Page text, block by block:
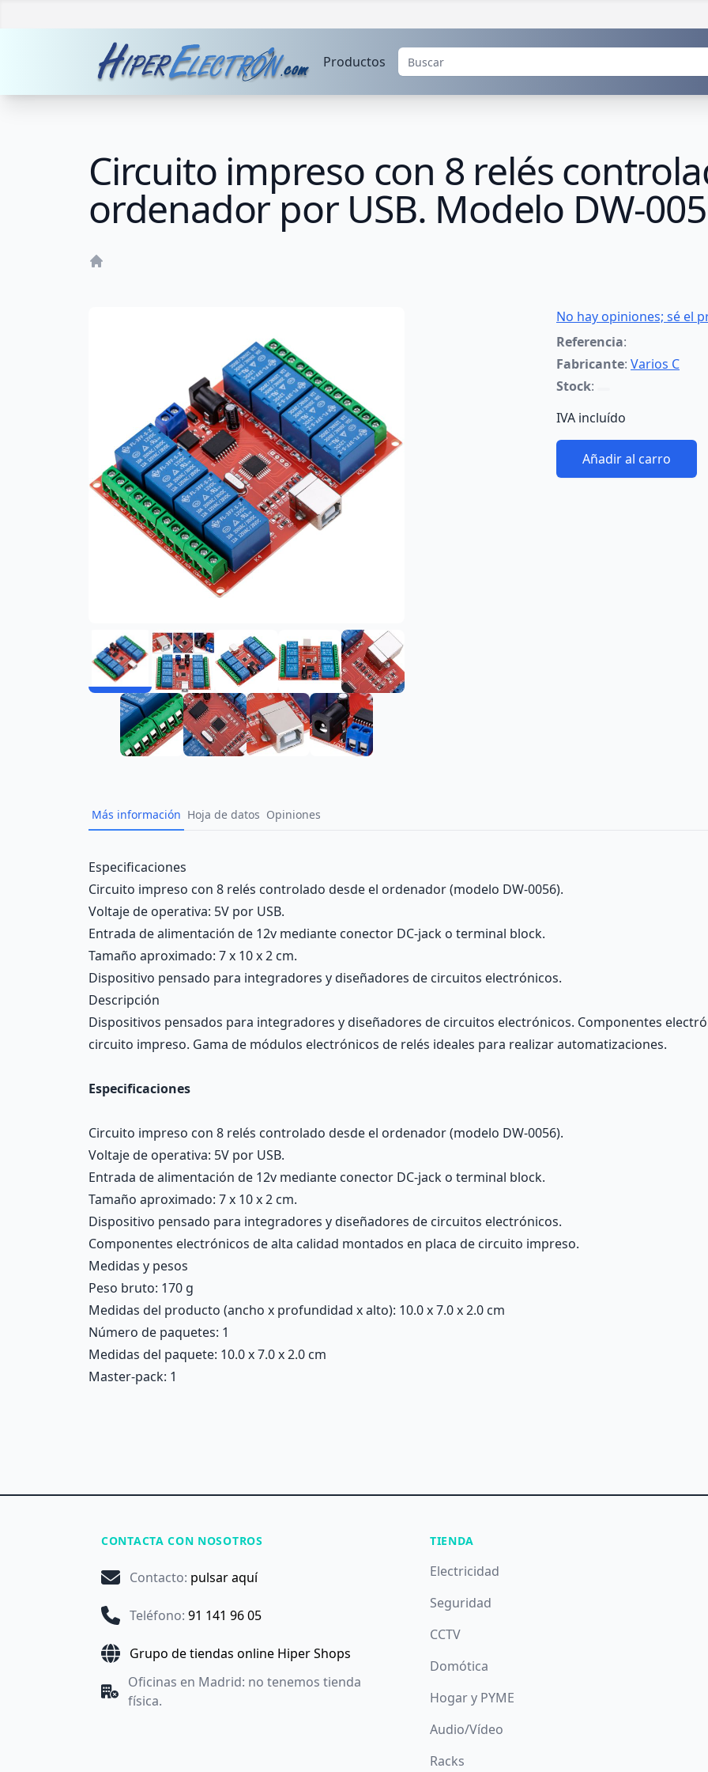
Productos
Circuito impreso con 8 relés
ordenador por USB. Modelo DW-
No hay opiniones; sé el
Referencia:
Fabricante: Varios C
Stock:
IVA incluído
Añadir al carro
Más información Hoja de datos Opiniones
Description
Especificaciones
Circuito impreso con 8 relés controlado desde el ordenador (modelo DW-0056).
Voltaje de operativa: 5V por USB.
Entrada de alimentación de 12v mediante conector DC-jack o terminal block.
Tamaño aproximado: 7 x 10 x 2 cm.
Dispositivo pensado para integradores y diseñadores de circuitos electrónicos.
Descripción
Dispositivos pensados para integradores y diseñadores de circuitos electrónicos. Componentes
circuito impreso. Gama de módulos electrónicos de relés ideales para realizar automatizaciones.
Especificaciones
Circuito impreso con 8 relés controlado desde el ordenador (modelo DW-0056).
Voltaje de operativa: 5V por USB.
Entrada de alimentación de 12v mediante conector DC-jack o terminal block.
Tamaño aproximado: 7 x 10 x 2 cm.
Dispositivo pensado para integradores y diseñadores de circuitos electrónicos.
Componentes electrónicos de alta calidad montados en placa de circuito impreso.
Medidas y pesos
Peso bruto: 170 g
Medidas del producto (ancho x profundidad x alto): 10.0 x 7.0 x 2.0 cm
Número de paquetes: 1
Medidas del paquete: 10.0 x 7.0 x 2.0 cm
Master-pack: 1
CONTACTA CON NOSOTROS
Contacto: pulsar aquí
Teléfono: 91 141 96 05
Grupo de tiendas online Hiper Shops
Oficinas en Madrid: no tenemos tienda
física.
TIENDA
Electricidad
Seguridad
CCTV
Domótica
Hogar y PYME
Audio/Vídeo
Racks